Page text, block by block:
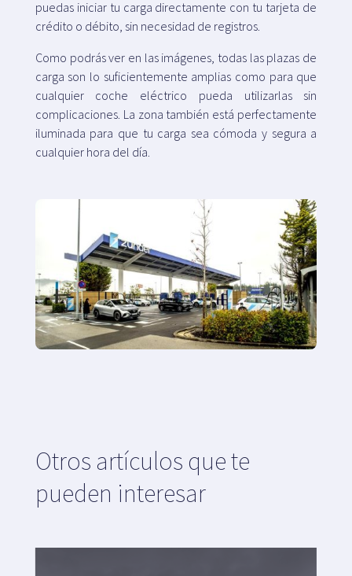
puedas iniciar tu carga directamente con tu tarjeta de
crédito o débito, sin necesidad de registros.
Como podrás ver en las imágenes, todas las plazas de
carga son lo suficientemente amplias como para que
cualquier coche eléctrico pueda utilizarlas sin
complicaciones. La zona también está perfectamente
iluminada para que tu carga sea cómoda y segura a
cualquier hora del día.
Otros artículos que te
pueden interesar